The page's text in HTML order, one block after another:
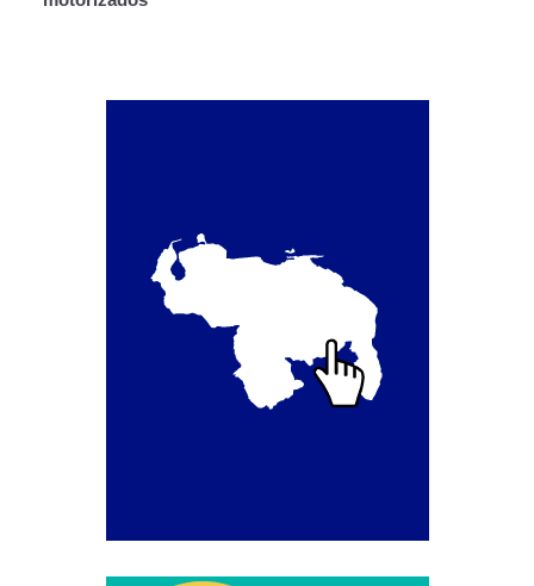
Licencia para Conducir – Servicio Frecuente
Campaña de educación vial y ciudadana
Recaudos y requisitos para cambio de motivo de un
medio publicitario fijo.
Recaudos y requisitos para Estudio de Proyecto
para instalación de medio publicitario (valla
Recaudos y requisitos para instalación o